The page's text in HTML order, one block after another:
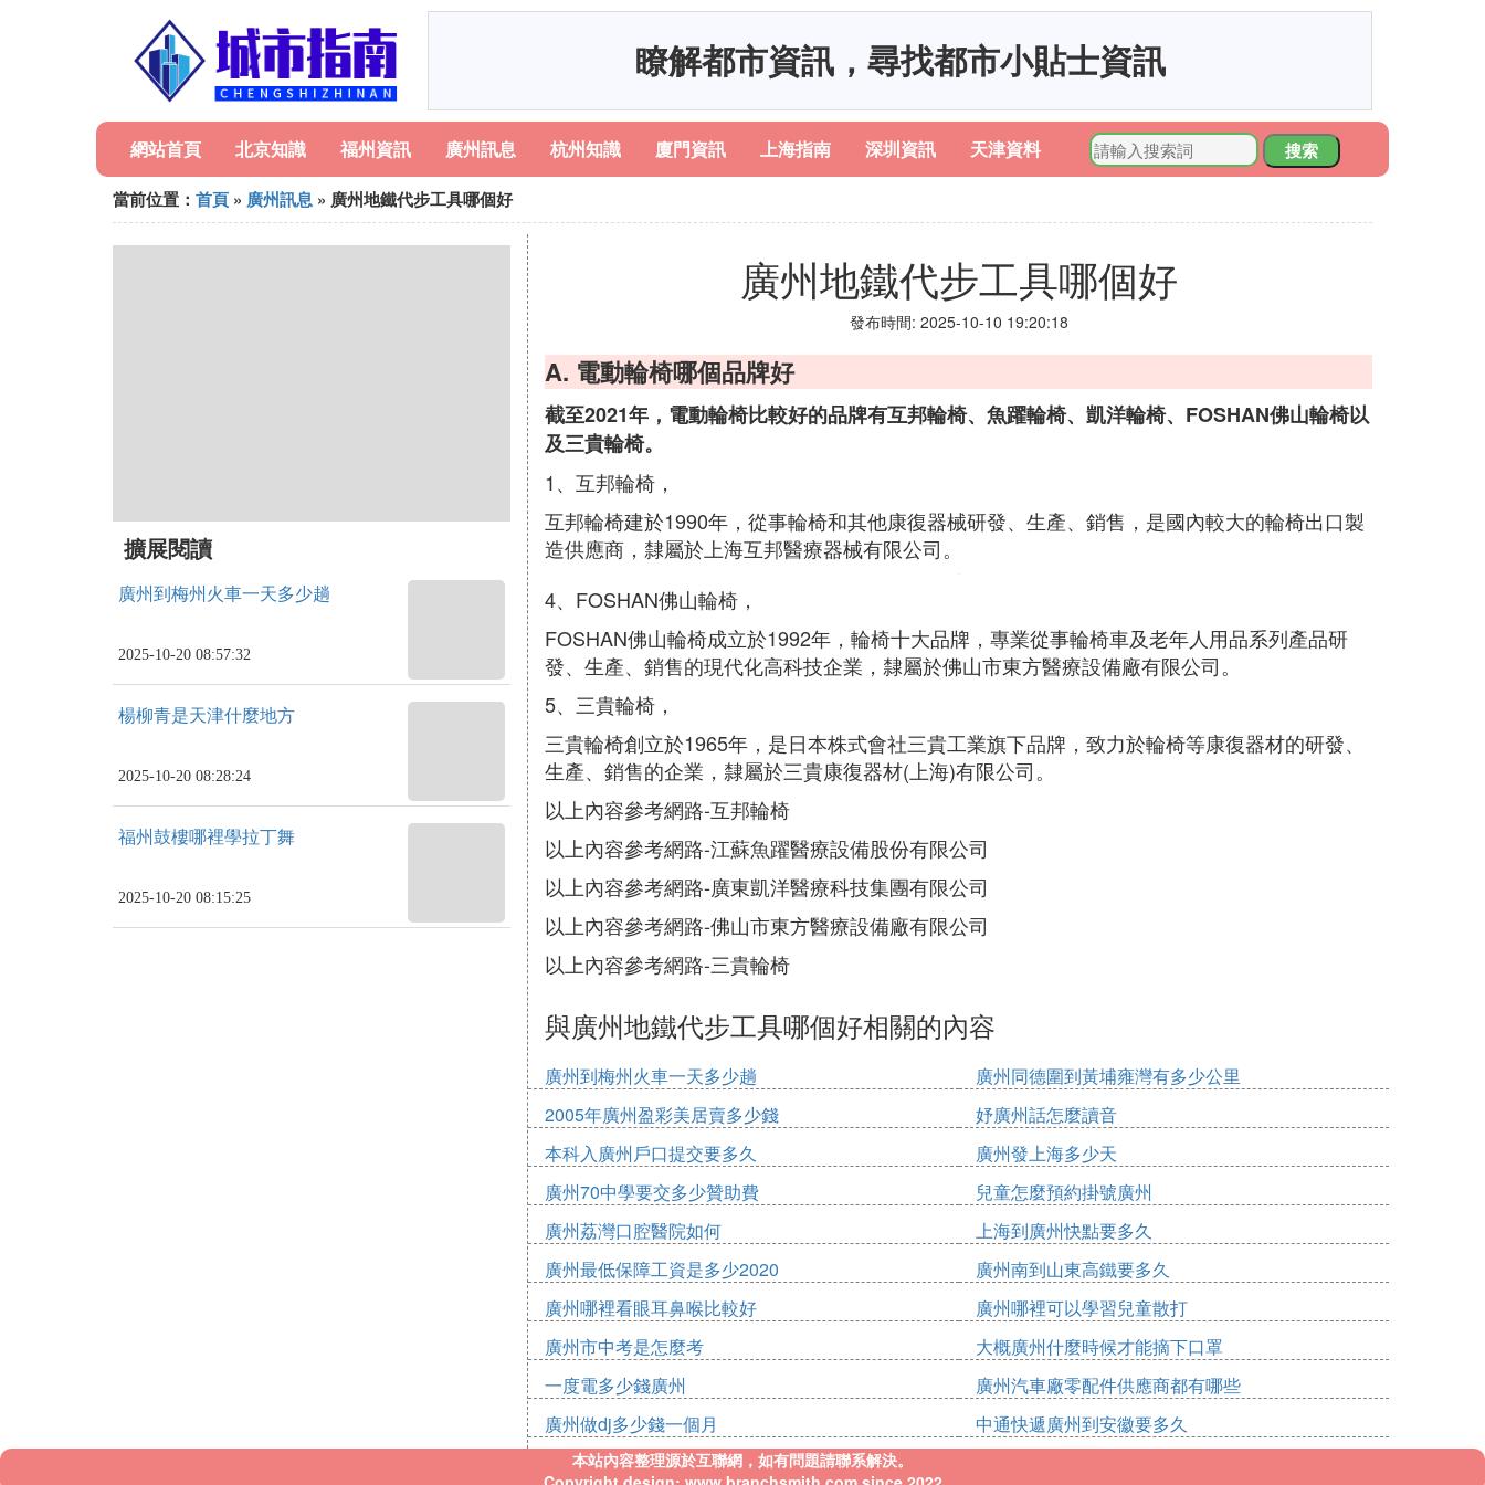
瞭解都市資訊，尋找都市小貼士資訊
網站首頁 北京知識 福州資訊 廣州訊息 杭州知識 廈門資訊 上海指南 深圳資訊 天津資料
搜索
當前位置： 首頁 » 廣州訊息 » 廣州地鐵代步工具哪個好
擴展閱讀
廣州到梅州火車一天多少趟
2025-10-20 08:57:32
楊柳青是天津什麼地方
2025-10-20 08:28:24
福州鼓樓哪裡學拉丁舞
2025-10-20 08:15:25
廣州地鐵代步工具哪個好
發布時間: 2025-10-10 19:20:18
A. 電動輪椅哪個品牌好
截至2021年，電動輪椅比較好的品牌有互邦輪椅、魚躍輪椅、凱洋輪椅、FOSHAN佛山輪椅以
及三貴輪椅。
1、互邦輪椅，
互邦輪椅建於1990年，從事輪椅和其他康復器械研發、生產、銷售，是國內較大的輪椅出口製
造供應商，隸屬於上海互邦醫療器械有限公司。
4、FOSHAN佛山輪椅，
FOSHAN佛山輪椅成立於1992年，輪椅十大品牌，專業從事輪椅車及老年人用品系列產品研
發、生產、銷售的現代化高科技企業，隸屬於佛山市東方醫療設備廠有限公司。
5、三貴輪椅，
三貴輪椅創立於1965年，是日本株式會社三貴工業旗下品牌，致力於輪椅等康復器材的研發、
生產、銷售的企業，隸屬於三貴康復器材(上海)有限公司。
以上內容參考網路-互邦輪椅
以上內容參考網路-江蘇魚躍醫療設備股份有限公司
以上內容參考網路-廣東凱洋醫療科技集團有限公司
以上內容參考網路-佛山市東方醫療設備廠有限公司
以上內容參考網路-三貴輪椅
與廣州地鐵代步工具哪個好相關的內容
廣州到梅州火車一天多少趟
廣州同德圍到黃埔雍灣有多少公里
2005年廣州盈彩美居賣多少錢
妤廣州話怎麼讀音
本科入廣州戶口提交要多久
廣州發上海多少天
廣州70中學要交多少贊助費
兒童怎麼預約掛號廣州
廣州荔灣口腔醫院如何
上海到廣州快點要多久
廣州最低保障工資是多少2020
廣州南到山東高鐵要多久
廣州哪裡看眼耳鼻喉比較好
廣州哪裡可以學習兒童散打
廣州市中考是怎麼考
大概廣州什麼時候才能摘下口罩
一度電多少錢廣州
廣州汽車廠零配件供應商都有哪些
廣州做dj多少錢一個月
中通快遞廣州到安徽要多久
本站內容整理源於互聯網，如有問題請聯系解決。